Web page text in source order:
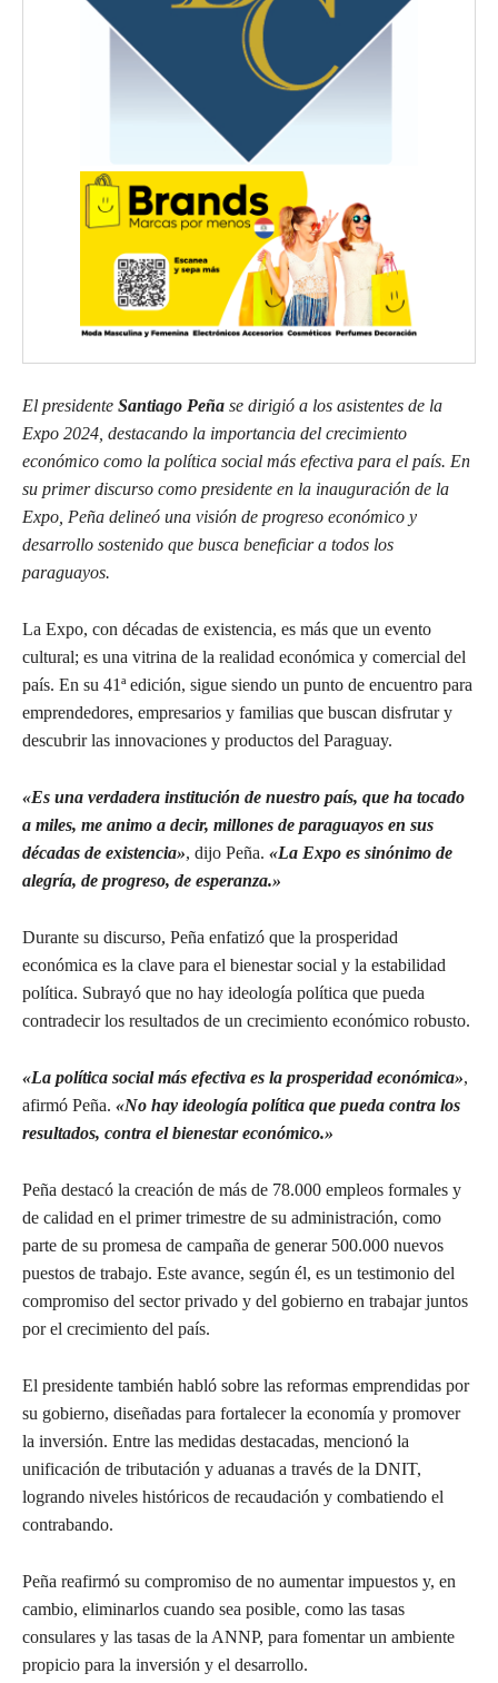
El presidente Santiago Peña se dirigió a los asistentes de la
Expo 2024, destacando la importancia del crecimiento
económico como la política social más efectiva para el país. En
su primer discurso como presidente en la inauguración de la
Expo, Peña delineó una visión de progreso económico y
desarrollo sostenido que busca beneficiar a todos los
paraguayos.
La Expo, con décadas de existencia, es más que un evento
cultural; es una vitrina de la realidad económica y comercial del
país. En su 41ª edición, sigue siendo un punto de encuentro para
emprendedores, empresarios y familias que buscan disfrutar y
descubrir las innovaciones y productos del Paraguay.
«Es una verdadera institución de nuestro país, que ha tocado
a miles, me animo a decir, millones de paraguayos en sus
décadas de existencia», dijo Peña. «La Expo es sinónimo de
alegría, de progreso, de esperanza.»
Durante su discurso, Peña enfatizó que la prosperidad
económica es la clave para el bienestar social y la estabilidad
política. Subrayó que no hay ideología política que pueda
contradecir los resultados de un crecimiento económico robusto.
«La política social más efectiva es la prosperidad económica»,
afirmó Peña. «No hay ideología política que pueda contra los
resultados, contra el bienestar económico.»
Peña destacó la creación de más de 78.000 empleos formales y
de calidad en el primer trimestre de su administración, como
parte de su promesa de campaña de generar 500.000 nuevos
puestos de trabajo. Este avance, según él, es un testimonio del
compromiso del sector privado y del gobierno en trabajar juntos
por el crecimiento del país.
El presidente también habló sobre las reformas emprendidas por
su gobierno, diseñadas para fortalecer la economía y promover
la inversión. Entre las medidas destacadas, mencionó la
unificación de tributación y aduanas a través de la DNIT,
logrando niveles históricos de recaudación y combatiendo el
contrabando.
Peña reafirmó su compromiso de no aumentar impuestos y, en
cambio, eliminarlos cuando sea posible, como las tasas
consulares y las tasas de la ANNP, para fomentar un ambiente
propicio para la inversión y el desarrollo.